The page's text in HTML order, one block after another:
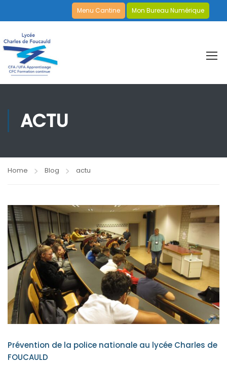
Menu Cantine Mon Bureau Numérique
ACTU
Home Blog actu
Prévention de la police nationale au lycée Charles de
FOUCAULD